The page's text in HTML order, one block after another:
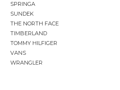
SPRINGA
SUNDEK
THE NORTH FACE
TIMBERLAND
TOMMY HILFIGER
VANS
WRANGLER